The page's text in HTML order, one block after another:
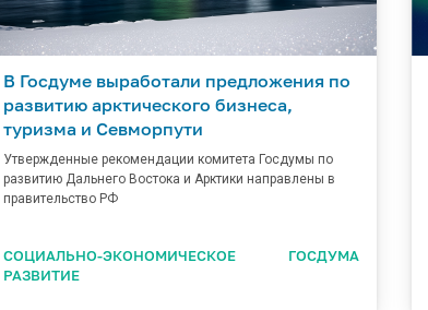
В Госдуме выработали предложения по
развитию арктического бизнеса,
туризма и Севморпути
Утвержденные рекомендации комитета Госдумы по
развитию Дальнего Востока и Арктики направлены в
правительство РФ
СОЦИАЛЬНО-ЭКОНОМИЧЕСКОЕ
РАЗВИТИЕ
ГОСДУМА